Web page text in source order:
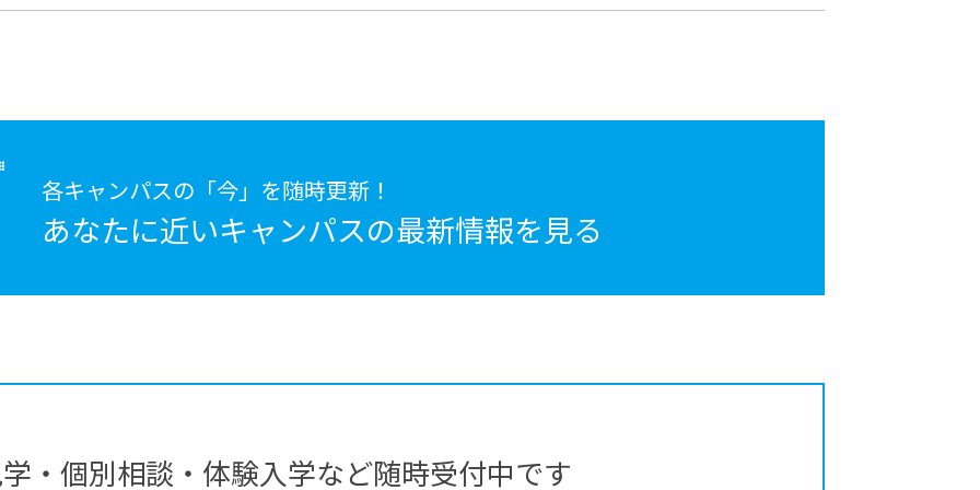
各キャンパスの「今」を随時更新！
あなたに近いキャンパスの最新情報を見る
・個別相談・体験入学など随時受付中です